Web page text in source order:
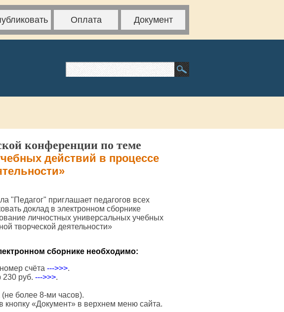
Оплата Документ
конференции по теме
действий в процессе
"Педагог" приглашает педагогов всех
доклад в электронном сборнике
личностных универсальных учебных
творческой деятельности»
сборнике необходимо:
счёта --->>>.
230 руб. --->>>.
более 8-ми часов).
кнопку «Документ» в верхнем меню сайта.